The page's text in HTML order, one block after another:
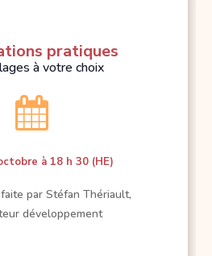
pratiques
à votre choix

à 18 h 30 (HE)
par Stéfan Thériault,
développement